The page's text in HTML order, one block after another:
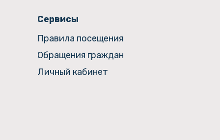
Сервисы
Правила посещения
Обращения граждан
Личный кабинет